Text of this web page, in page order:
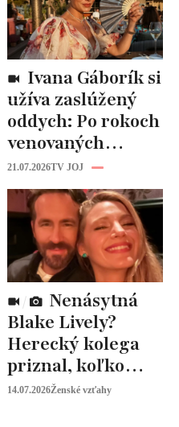
užíva zaslúžený
oddych: Po rokoch
venovaných
rodine prišiel čas
na seba
21.07.2026TV JOJ
Blake Lively?
Herecký kolega
priznal, koľko
peňazí od neho
14.07.2026Ženské vzťahy